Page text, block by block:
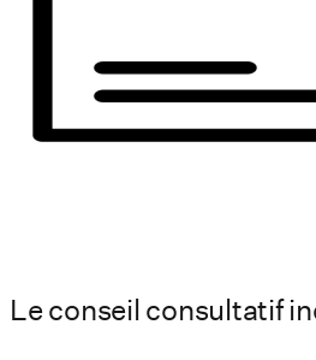
Le conseil consultatif